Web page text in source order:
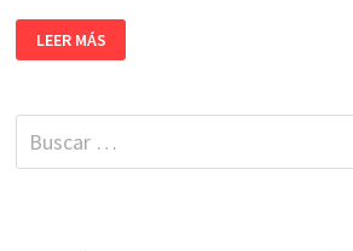
RECUPERAR
LA
CONTRASEÑA
FI
EN
GNU/LINUX
LEER MÁS
Buscar: